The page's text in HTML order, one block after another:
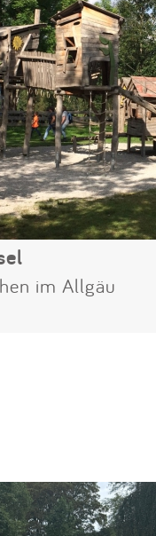
im Allgäu